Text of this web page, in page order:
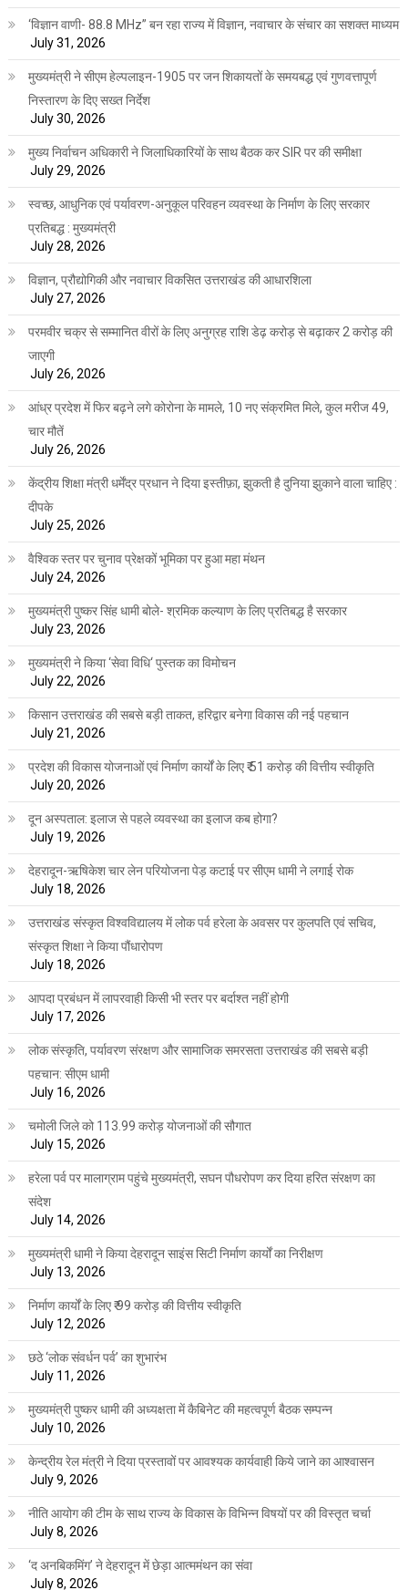
‘विज्ञान वाणी- 88.8 MHz” बन रहा राज्य में विज्ञान, नवाचार के संचार का सशक्त माध्यम
July 31, 2026
मुख्यमंत्री ने सीएम हेल्पलाइन-1905 पर जन शिकायतों के समयबद्ध एवं गुणवत्तापूर्ण
निस्तारण के दिए सख्त निर्देश
July 30, 2026
मुख्य निर्वाचन अधिकारी ने जिलाधिकारियों के साथ बैठक कर SIR पर की समीक्षा
July 29, 2026
स्वच्छ, आधुनिक एवं पर्यावरण-अनुकूल परिवहन व्यवस्था के निर्माण के लिए सरकार
प्रतिबद्ध : मुख्यमंत्री
July 28, 2026
विज्ञान, प्रौद्योगिकी और नवाचार विकसित उत्तराखंड की आधारशिला
July 27, 2026
परमवीर चक्र से सम्मानित वीरों के लिए अनुग्रह राशि डेढ़ करोड़ से बढ़ाकर 2 करोड़ की
जाएगी
July 26, 2026
आंध्र प्रदेश में फिर बढ़ने लगे कोरोना के मामले, 10 नए संक्रमित मिले, कुल मरीज 49,
चार मौतें
July 26, 2026
केंद्रीय शिक्षा मंत्री धर्मेंद्र प्रधान ने दिया इस्तीफ़ा, झुकती है दुनिया झुकाने वाला चाहिए :
दीपके
July 25, 2026
वैश्विक स्तर पर चुनाव प्रेक्षकों भूमिका पर हुआ महा मंथन
July 24, 2026
मुख्यमंत्री पुष्कर सिंह धामी बोले- श्रमिक कल्याण के लिए प्रतिबद्ध है सरकार
July 23, 2026
मुख्यमंत्री ने किया ‘सेवा विधि‘ पुस्तक का विमोचन
July 22, 2026
किसान उत्तराखंड की सबसे बड़ी ताकत, हरिद्वार बनेगा विकास की नई पहचान
July 21, 2026
प्रदेश की विकास योजनाओं एवं निर्माण कार्यों के लिए ₹ 51 करोड़ की वित्तीय स्वीकृति
July 20, 2026
दून अस्पताल: इलाज से पहले व्यवस्था का इलाज कब होगा?
July 19, 2026
देहरादून-ऋषिकेश चार लेन परियोजना पेड़ कटाई पर सीएम धामी ने लगाई रोक
July 18, 2026
उत्तराखंड संस्कृत विश्वविद्यालय में लोक पर्व हरेला के अवसर पर कुलपति एवं सचिव,
संस्कृत शिक्षा ने किया पौंधारोपण
July 18, 2026
आपदा प्रबंधन में लापरवाही किसी भी स्तर पर बर्दाश्त नहीं होगी
July 17, 2026
लोक संस्कृति, पर्यावरण संरक्षण और सामाजिक समरसता उत्तराखंड की सबसे बड़ी
पहचान: सीएम धामी
July 16, 2026
चमोली जिले को 113.99 करोड़ योजनाओं की सौगात
July 15, 2026
हरेला पर्व पर मालाग्राम पहुंचे मुख्यमंत्री, सघन पौधरोपण कर दिया हरित संरक्षण का
संदेश
July 14, 2026
मुख्यमंत्री धामी ने किया देहरादून साइंस सिटी निर्माण कार्यों का निरीक्षण
July 13, 2026
निर्माण कार्यों के लिए ₹ 99 करोड़ की वित्तीय स्वीकृति
July 12, 2026
छठे ‘लोक संवर्धन पर्व’ का शुभारंभ
July 11, 2026
मुख्यमंत्री पुष्कर धामी की अध्यक्षता में कैबिनेट की महत्वपूर्ण बैठक सम्पन्न
July 10, 2026
केन्द्रीय रेल मंत्री ने दिया प्रस्तावों पर आवश्यक कार्यवाही किये जाने का आश्वासन
July 9, 2026
नीति आयोग की टीम के साथ राज्य के विकास के विभिन्न विषयों पर की विस्तृत चर्चा
July 8, 2026
‘द अनबिकमिंग’ ने देहरादून में छेड़ा आत्ममंथन का संवा
July 8, 2026